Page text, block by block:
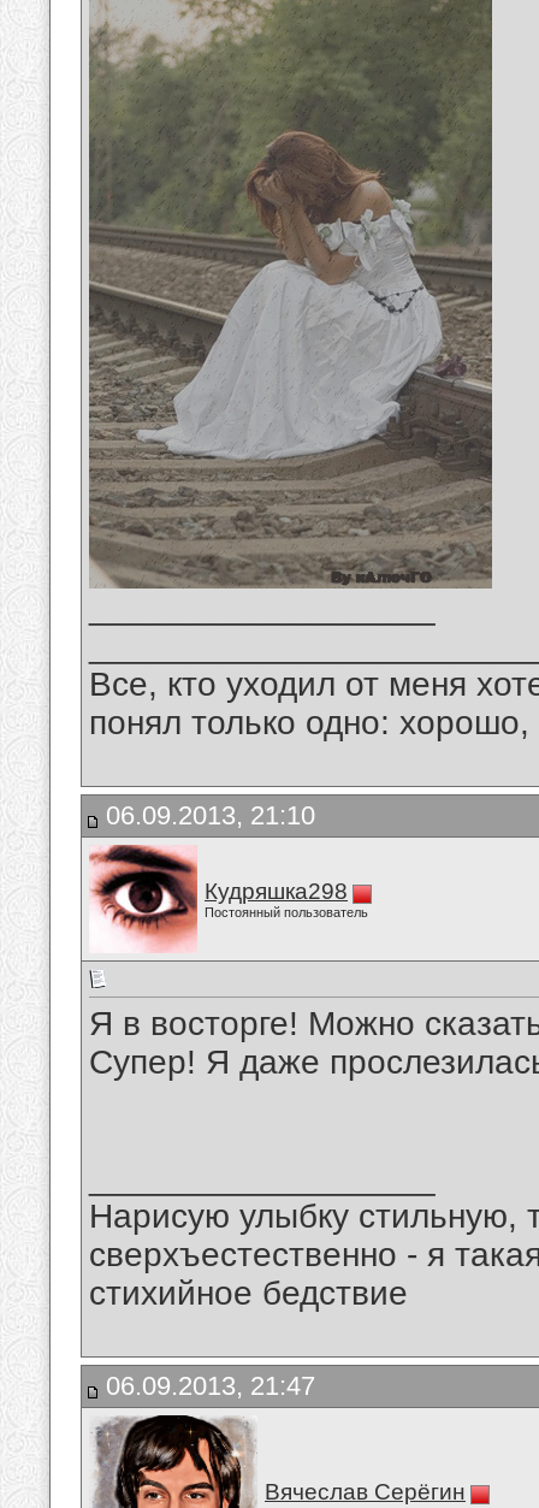
Все, кто уходил от меня
понял только одно:
06.09.2013, 21:10
Кудряшка298
Постоянный пользователь
Я в восторге! Можно
Супер! Я даже
Нарисую улыбку стильную,
сверхъестественно - я
стихийное бедствие
06.09.2013, 21:47
Вячеслав Серёгин